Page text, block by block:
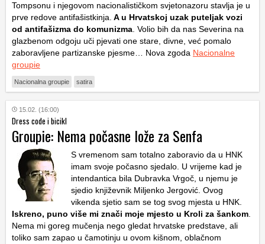
Tompsonu i njegovom nacionalističkom svjetonazoru stavlja je u
prve redove antifašistkinja. A u Hrvatskoj uzak puteljak vozi
od antifašizma do komunizma . Volio bih da nas Severina na
glazbenom odgoju uči pjevati one stare, divne, već pomalo
zaboravljene partizanske pjesme… Nova zgoda Nacionalne
groupie
Nacionalna groupie satira
15.02. (16:00)
Dress code i bicikl
Groupie: Nema počasne lože za Senfa
S vremenom sam totalno zaboravio da u HNK
imam svoje počasno sjedalo. U vrijeme kad je
intendantica bila Dubravka Vrgoč, u njemu je
sjedio književnik Miljenko Jergović. Ovog
vikenda sjetio sam se tog svog mjesta u HNK.
Iskreno, puno više mi znači moje mjesto u Kroli za šankom
Nema mi goreg mučenja nego gledat hrvatske predstave, ali
toliko sam zapao u čamotinju u ovom kišnom, oblačnom